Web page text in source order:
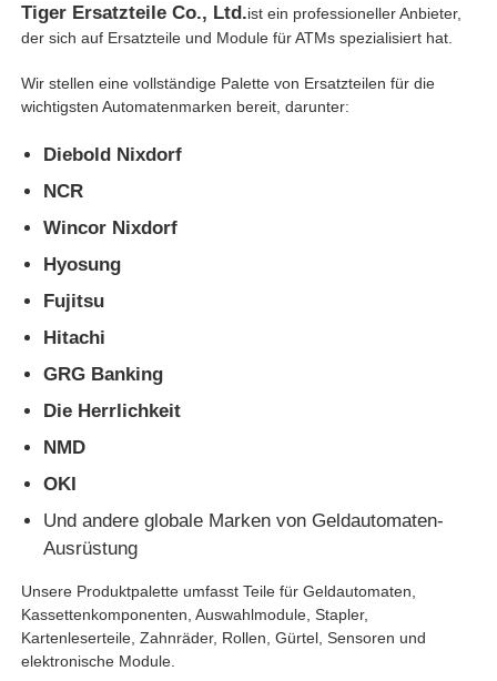
Münzrecycler
Tiger Ersatzteile Co., Ltd.ist ein professioneller Anbieter,
der sich auf Ersatzteile und Module für ATMs spezialisiert hat.
Wir stellen eine vollständige Palette von Ersatzteilen für die
wichtigsten Automatenmarken bereit, darunter:
Diebold Nixdorf
NCR
Wincor Nixdorf
Hyosung
Fujitsu
Hitachi
GRG Banking
Die Herrlichkeit
NMD
OKI
Und andere globale Marken von Geldautomaten-
Ausrüstung
Unsere Produktpalette umfasst Teile für Geldautomaten,
Kassettenkomponenten, Auswahlmodule, Stapler,
Kartenleserteile, Zahnräder, Rollen, Gürtel, Sensoren und
elektronische Module.